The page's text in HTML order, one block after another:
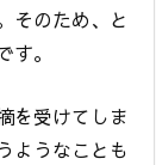
そのため、と
。
を受けてしま
ようなことも